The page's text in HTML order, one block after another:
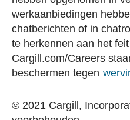
werkaanbiedingen
chatberichten of in
te herkennen aan het
Cargill.com/Careers
beschermen tegen
© 2021 Cargill,